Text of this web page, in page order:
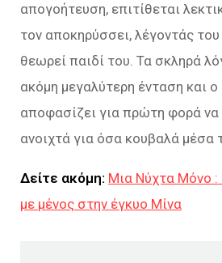
απογοήτευση, επιτίθεται
τον αποκηρύσσει, λέγοντάς
θεωρεί παιδί του. Τα σκληρά
ακόμη μεγαλύτερη ένταση και ο
αποφασίζει για πρώτη φορά να
ανοιχτά για όσα κουβαλά μέσα
Δείτε ακόμη: Μια Νύχτα Μόνο :
με μένος στην έγκυο Μίνα